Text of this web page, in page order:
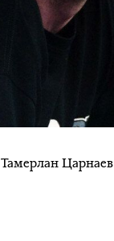
Тамерлан Царнаев